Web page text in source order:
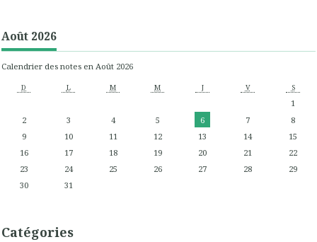
Août 2026
Calendrier des notes en Août 2026
D L M M J V S
1
2
3 4 5 6 7
8
9
10 11 12 13 14
15
16
17 18 19 20 21
22
23
24 25 26 27 28
29
30
31
Catégories